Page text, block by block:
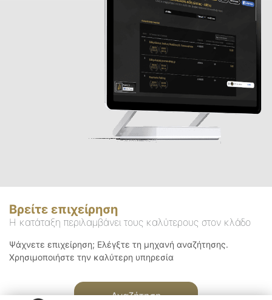
Βρείτε επιχείρηση
Η κατάταξη περιλαμβάνει τους καλύτερους στον κλάδο
Ψάχνετε επιχείρηση; Ελέγξτε τη μηχανή αναζήτησης.
Χρησιμοποιήστε την καλύτερη υπηρεσία
Αναζήτηση